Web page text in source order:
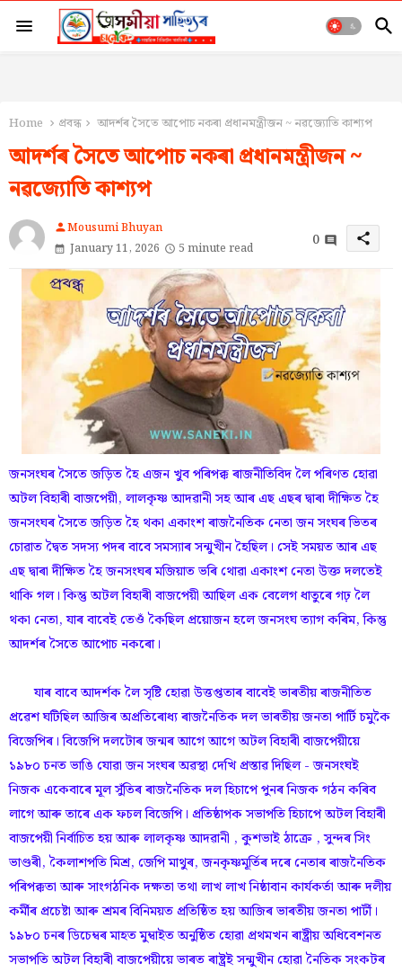
Home প্ৰবন্ধ আদৰ্শৰ সৈতে আপোচ নকৰা প্ৰধানমন্ত্ৰীজন ~ নৱজ্যোতি কাশ্যপ
আদৰ্শৰ সৈতে আপোচ নকৰা প্ৰধানমন্ত্ৰীজন ~
নৱজ্যোতি কাশ্যপ
personMousumi Bhuyan
January 11, 2026
5 minute read 0 share
জনসংঘৰ সৈতে জড়িত হৈ এজন খুব পৰিপক্ক ৰাজনীতিবিদ লৈ পৰিণত হোৱা
অটল বিহাৰী বাজপেয়ী, লালকৃষ্ণ আদৱানী সহ আৰ এছ এছৰ দ্বাৰা দীক্ষিত হৈ
জনসংঘৰ সৈতে জড়িত হৈ থকা একাংশ ৰাজনৈতিক নেতা জন সংঘৰ ভিতৰ
চোৱাত দ্বৈত সদস্য পদৰ বাবে সমস্যাৰ সন্মুখীন হৈছিল। সেই সময়ত আৰ এছ
এছ দ্বাৰা দীক্ষিত হৈ জনসংঘৰ মজিয়াত ভৰি থোৱা একাংশ নেতা উক্ত দলতেই
থাকি গল। কিন্তু অটল বিহাৰী বাজপেয়ী আছিল এক বেলেগ ধাতুৰে গঢ় লৈ
থকা নেতা, যাৰ বাবেই তেওঁ কৈছিল প্ৰয়োজন হলে জনসংঘ ত্যাগ কৰিম, কিন্তু
আদৰ্শৰ সৈতে আপোচ নকৰো।
যাৰ বাবে আদৰ্শক লৈ সৃষ্টি হোৱা উত্তপ্ততাৰ বাবেই ভাৰতীয় ৰাজনীতিত
প্ৰৱেশ ঘটিছিল আজিৰ অপ্ৰতিৰোধ্য ৰাজনৈতিক দল ভাৰতীয় জনতা পাৰ্টি চমুকৈ
বিজেপিৰ। বিজেপি দলটোৰ জন্মৰ আগে আগে অটল বিহাৰী বাজপেয়ীয়ে
১৯৮০ চনত ভাঙি যোৱা জন সংঘৰ অৱস্থা দেখি প্ৰস্তাৱ দিছিল - জনসংঘই
নিজক একেবাৰে মূল সুঁতিৰ ৰাজনৈতিক দল হিচাপে পুনৰ নিজক গঠন কৰিব
লাগে আৰু তাৰে এক ফচল বিজেপি। প্ৰতিষ্ঠাপক সভাপতি হিচাপে অটল বিহাৰী
বাজপেয়ী নিৰ্বাচিত হয় আৰু লালকৃষ্ণ আদৱানী , কুশভাই ঠাক্ৰে , সুন্দৰ সিং
ভাণ্ডৰী, কৈলাশপতি মিশ্ৰ, জেপি মাথুৰ, জনকৃষ্ণমূৰ্তিৰ দৰে নেতাৰ ৰাজনৈতিক
পৰিপক্কতা আৰু সাংগঠনিক দক্ষতা তথা লাখ লাখ নিষ্ঠাবান কাৰ্যকৰ্তা আৰু দলীয়
কৰ্মীৰ প্ৰচেষ্টা আৰু শ্ৰমৰ বিনিময়ত প্ৰতিষ্ঠিত হয় আজিৰ ভাৰতীয় জনতা পাৰ্টী।
১৯৮০ চনৰ ডিচেম্বৰ মাহত মুম্বাইত অনুষ্ঠিত হোৱা প্ৰথমখন ৰাষ্ট্ৰীয় অধিবেশনত
সভাপতি অটল বিহাৰী বাজপেয়ীয়ে ভাৰত ৰাষ্ট্ৰই সন্মুখীন হোৱা নৈতিক সংকটৰ